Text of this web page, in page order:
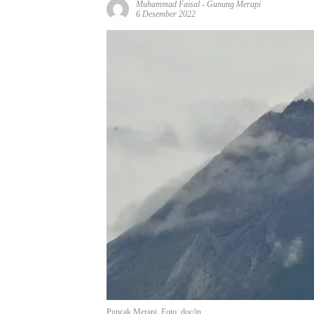
Muhammad Faisal - Gunung Merapi
6 Desember 2022
Puncak Merapi. Foto: doc/jn